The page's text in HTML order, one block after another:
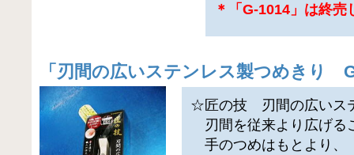
＊「G-1014」は終
「 刃間の広いステンレス製つめきり
☆匠の技 刃間の広いス
刃間を従来より広げる
手のつめはもとより、